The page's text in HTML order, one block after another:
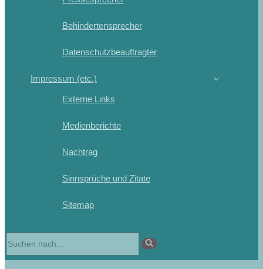
Behindertensprecher
Datenschutzbeauftragter
Impressum (etc.)
Externe Links
Medienberichte
Nachtrag
Sinnsprüche und Zitate
Sitemap